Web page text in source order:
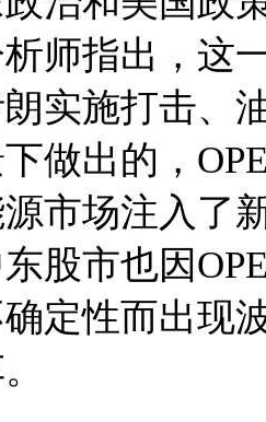
师指出，这
实施打击、
做出的，
市场注入了
股市也因
定性而出现